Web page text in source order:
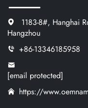
1183-8#, Hanghai
Hangzhou
+86-13346185958
[email protected]
https://